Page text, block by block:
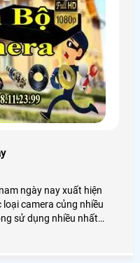
ngày nay xuất hiện
loại camera củng nhiều
sử dụng nhiều nhất